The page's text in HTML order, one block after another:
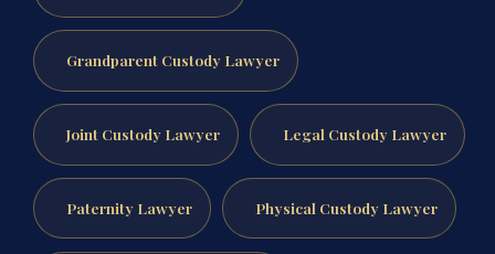
Grandparent Custody Lawyer
Joint Custody Lawyer Legal Custody Lawyer
Paternity Lawyer Physical Custody Lawyer